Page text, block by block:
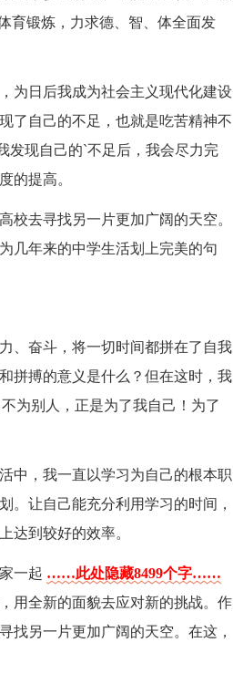
育锻炼，力求德、智、体全面发
为日后我成为社会主义现代化建设
了自己的不足，也就是吃苦精神不
发现自己的`不足后，我会尽力完
的提高。
校去寻找另一片更加广阔的天空。
几年来的中学生活划上完美的句
、奋斗，将一切时间都拼在了自我
拼搏的意义是什么？但在这时，我
为别人，正是为了我自己！为了
中，我一直以学习为自己的根本职
。让自己能充分利用学习的时间，
达到较好的效率。
一起 ……此处隐藏8499个字……
用全新的面貌去应对新的挑战。作
找另一片更加广阔的天空。在这，